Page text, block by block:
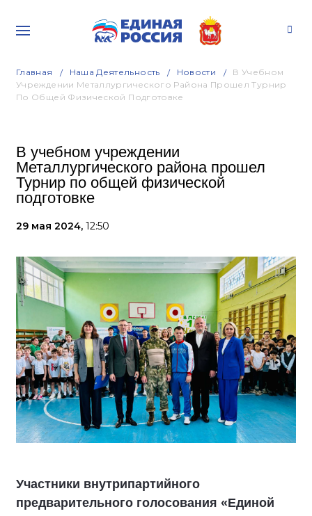
Главная Наша Деятельность Новости
В Учебном
Учреждении Металлургического Района Прошел Турнир
По Общей Физической Подготовке
В учебном учреждении
Металлургического района прошел
Турнир по общей физической
подготовке
29 мая 2024, 12:50
Участники внутрипартийного
предварительного голосования «Единой